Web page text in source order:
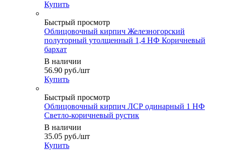
Купить
Быстрый просмотр
Облицовочный кирпич Железногорский
полуторный утолщенный 1,4 НФ Коричневый
бархат
В наличии
56.90 руб./шт
Купить
Быстрый просмотр
Облицовочный кирпич ЛСР одинарный 1 НФ
Светло-коричневый рустик
В наличии
35.05 руб./шт
Купить